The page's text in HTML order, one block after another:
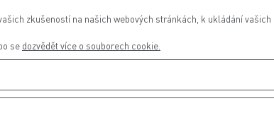
zkušeností na našich webových stránkách, k ukládání
se dozvědět více o souborech cookie.